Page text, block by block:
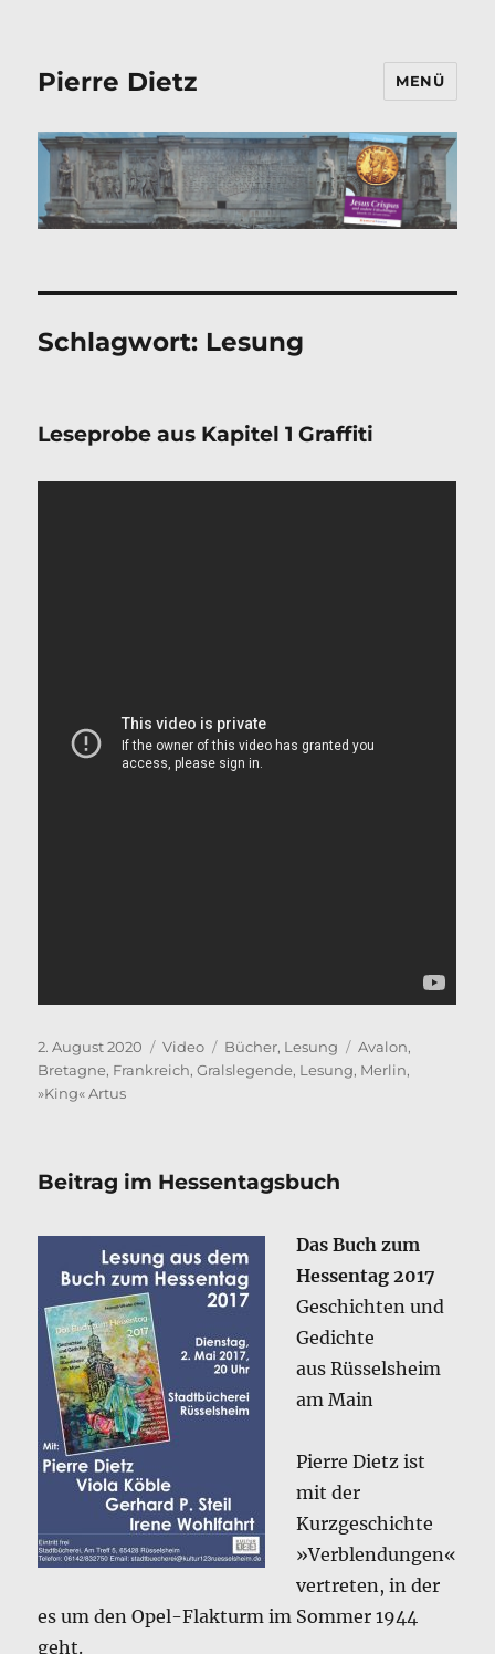
Pierre Dietz MENÜ
Schlagwort: Lesung
Leseprobe aus Kapitel 1 Graffiti
Veröffentlicht
am
2. August 2020 Format
Video Kategorien
Bücher, Lesung Schlagwörter
Avalon,
Bretagne, Frankreich,Gralslegende, Lesung, Merlin,
»King« Artus
Beitrag im Hessentagsbuch
Das Buch zum
Hessentag 2017
Geschichten und
Gedichte
aus Rüsselsheim
am Main
Pierre Dietz ist
mit der
Kurzgeschichte
»Verblendungen«
vertreten, in der
es um den Opel-Flakturm im Sommer 1944
geht.